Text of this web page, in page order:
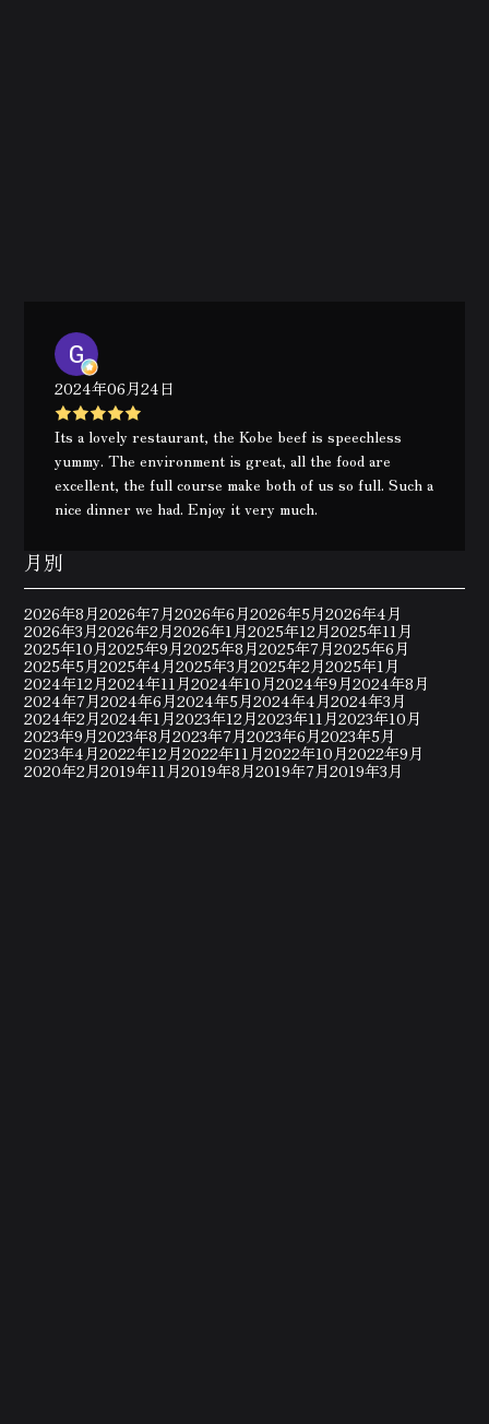
2024年06月24日
Its a lovely restaurant, the Kobe beef is speechless
yummy. The environment is great, all the food are
excellent, the full course make both of us so full. Such a
nice dinner we had. Enjoy it very much.
月別
2026年8月2026年7月2026年6月2026年5月2026年4月
2026年3月2026年2月2026年1月2025年12月2025年11月
2025年10月2025年9月2025年8月2025年7月2025年6月
2025年5月2025年4月2025年3月2025年2月2025年1月
2024年12月2024年11月2024年10月2024年9月2024年8月
2024年7月2024年6月2024年5月2024年4月2024年3月
2024年2月2024年1月2023年12月2023年11月2023年10月
2023年9月2023年8月2023年7月2023年6月2023年5月
2023年4月2022年12月2022年11月2022年10月2022年9月
2020年2月2019年11月2019年8月2019年7月2019年3月